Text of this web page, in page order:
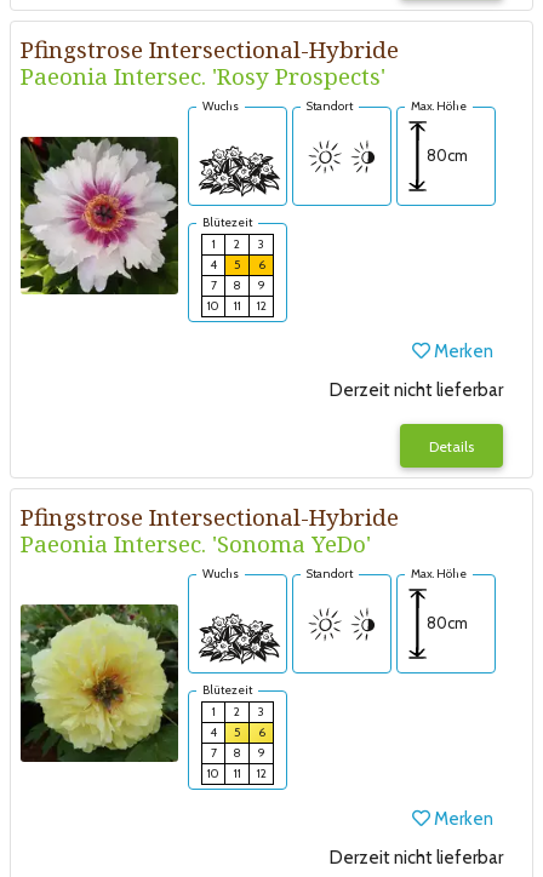
Pfingstrose Intersectional-Hybride
Paeonia Intersec. 'Rosy Prospects'
Wuchs Standort Max. Höhe
80cm
Blütezeit
1
2
3
4
5
6
7
8
9
10
11 12
Merken
Derzeit nicht lieferbar
Details
Pfingstrose Intersectional-Hybride
Paeonia Intersec. 'Sonoma YeDo'
Wuchs Standort Max. Höhe
80cm
Blütezeit
1
2
3
4
5
6
7
8
9
10
11 12
Merken
Derzeit nicht lieferbar